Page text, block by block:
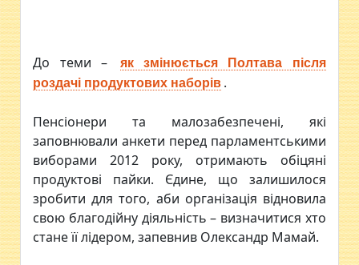
До теми –
як змінюється Полтава після
роздачі продуктових наборів .
Пенсіонери та малозабезпечені, які
заповнювали анкети перед парламентськими
виборами 2012 року, отримають обіцяні
продуктові пайки. Єдине, що залишилося
зробити для того, аби організація відновила
свою благодійну діяльність – визначитися хто
стане її лідером, запевнив Олександр Мамай.